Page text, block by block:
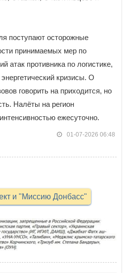
поступают осторожные
принимаемых мер по
атак противника по логистике,
кризисы. О
говорить на приходится, но
Налёты на регион
ежесуточно.
01-07-2026 06:48
и "Миссию Донбасс"